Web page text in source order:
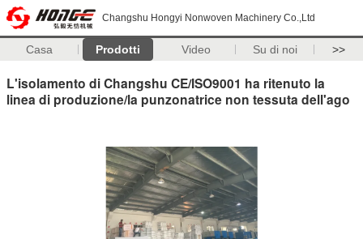
Changshu Hongyi Nonwoven Machinery Co.,Ltd
Casa Prodotti Video Su di noi >>
L'isolamento di Changshu CE/ISO9001 ha ritenuto la
linea di produzione/la punzonatrice non tessuta dell'ago